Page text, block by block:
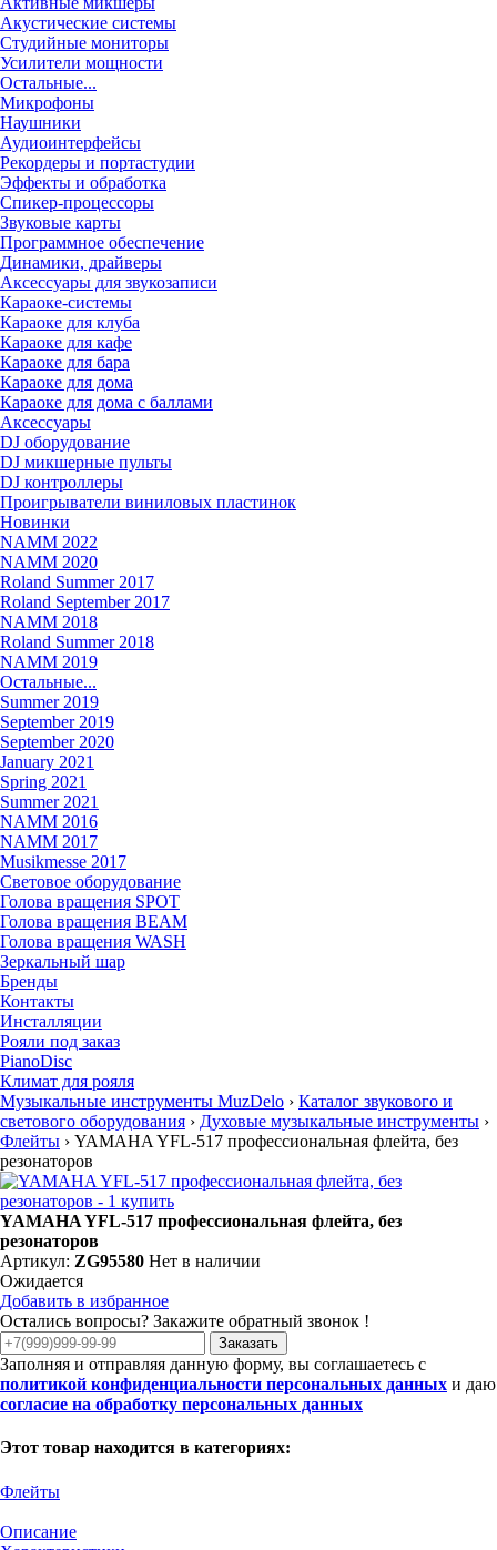
Акустические системы
Студийные мониторы
Усилители мощности
Остальные...
Микрофоны
Наушники
Аудиоинтерфейсы
Рекордеры и портастудии
Эффекты и обработка
Спикер-процессоры
Звуковые карты
Программное обеспечение
Динамики, драйверы
Аксессуары для звукозаписи
Караоке-системы
Караоке для клуба
Караоке для кафе
Караоке для бара
Караоке для дома
Караоке для дома с баллами
Аксессуары
DJ оборудование
DJ микшерные пульты
DJ контроллеры
Проигрыватели виниловых пластинок
Новинки
NAMM 2022
NAMM 2020
Roland Summer 2017
Roland September 2017
NAMM 2018
Roland Summer 2018
NAMM 2019
Остальные...
Summer 2019
September 2019
September 2020
January 2021
Spring 2021
Summer 2021
NAMM 2016
NAMM 2017
Musikmesse 2017
Световое оборудование
Голова вращения SPOT
Голова вращения BEAM
Голова вращения WASH
Зеркальный шар
Бренды
Контакты
Инсталляции
Рояли под заказ
PianoDisc
Климат для рояля
Музыкальные инструменты MuzDelo › Каталог звукового и
светового оборудования › Духовые музыкальные инструменты ›
Флейты › YAMAHA YFL-517 профессиональная флейта, без
резонаторов
YAMAHA YFL-517 профессиональная флейта, без
резонаторов
Артикул: ZG95580 Нет в наличии
Ожидается
Добавить в избранное
Остались вопросы? Закажите обратный звонок !
Заказать
Заполняя и отправляя данную форму, вы соглашаетесь с
политикой конфиденциальности персональных данных и даю
согласие на обработку персональных данных
Этот товар находится в категориях:
Флейты
Описание